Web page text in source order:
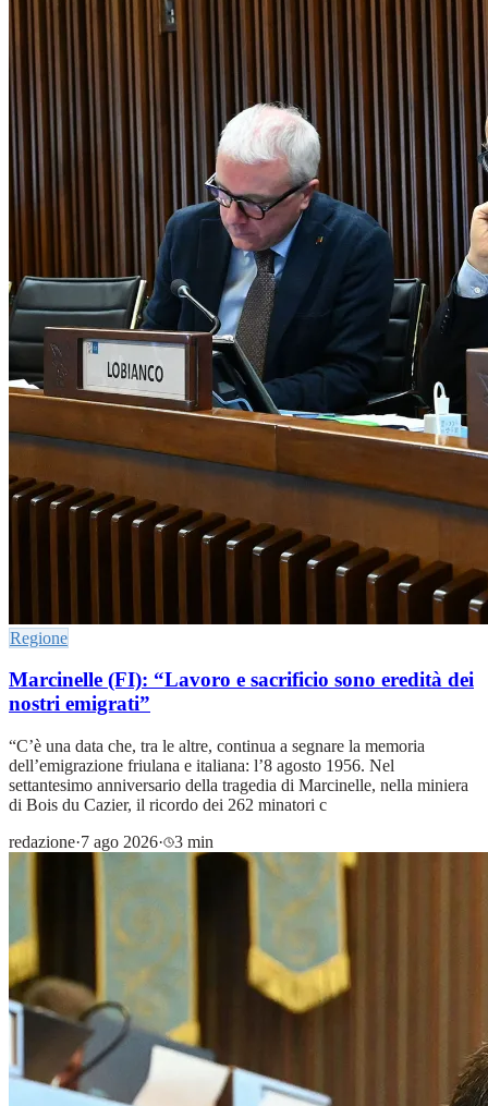
Regione
Marcinelle (FI): “Lavoro e sacrificio sono eredità dei
nostri emigrati”
“C’è una data che, tra le altre, continua a segnare la memoria
dell’emigrazione friulana e italiana: l’8 agosto 1956. Nel
settantesimo anniversario della tragedia di Marcinelle, nella miniera
di Bois du Cazier, il ricordo dei 262 minatori c
redazione·7 ago 2026· 3 min